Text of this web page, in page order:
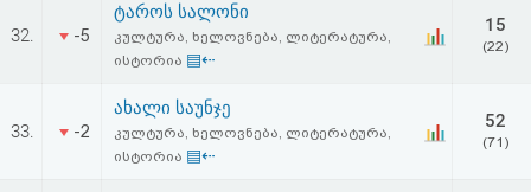
32. -5
ტაროს სალონი
კულტურა, ხელოვნება, ლიტერატურა,
ისტორია ▤⇠
15
(22)
33. -2
ახალი საუნჯე
კულტურა, ხელოვნება, ლიტერატურა,
ისტორია ▤⇠
52
(71)